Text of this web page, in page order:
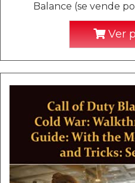
Balance (se vende
Ver